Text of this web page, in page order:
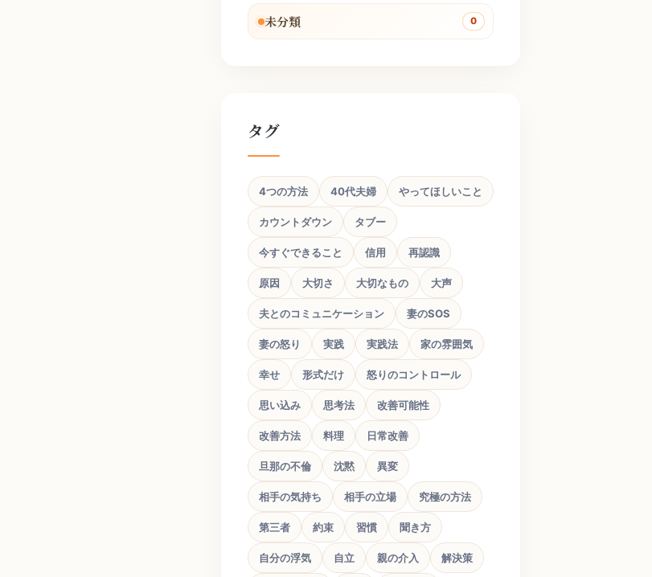
未分類 0
タグ
4つの方法 40代夫婦 やってほしいこと
カウントダウン タブー
今すぐできること 信用 再認識
原因 大切さ 大切なもの 大声
夫とのコミュニケーション 妻のSOS
妻の怒り 実践 実践法 家の雰囲気
幸せ 形式だけ 怒りのコントロール
思い込み 思考法 改善可能性
改善方法 料理 日常改善
旦那の不倫 沈黙 異変
相手の気持ち 相手の立場 究極の方法
第三者 約束 習慣 聞き方
自分の浮気 自立 親の介入 解決策